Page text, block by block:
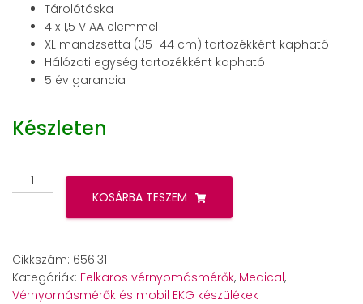
Tárolótáska
4 x 1,5 V AA elemmel
XL mandzsetta (35–44 cm) tartozékként kapható
Hálózati egység tartozékként kapható
5 év garancia
Készleten
Beurer
BM
vérnyomásmérő
mennyiség
KOSÁRBA TESZEM
Cikkszám: 656.31
Kategóriák: Felkaros vérnyomásmérők, Medical,
Vérnyomásmérők és mobil EKG készülékek